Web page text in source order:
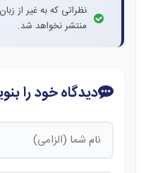
نظراتی که به غیر از
منتشر نخواهد شد.
دیدگاه خود را